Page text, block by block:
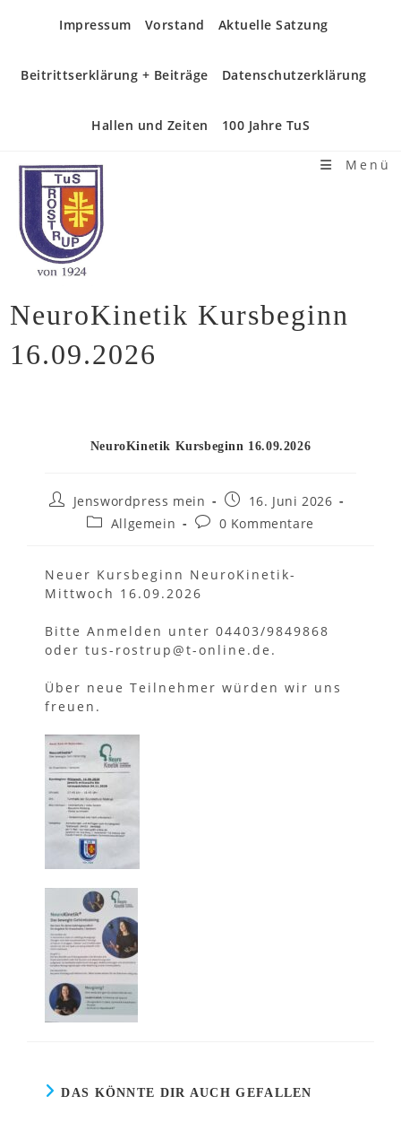
Impressum Vorstand Aktuelle Satzung
Beitrittserklärung + Beiträge Datenschutzerklärung
Hallen und Zeiten 100 Jahre TuS
Menü
NeuroKinetik Kursbeginn
16.09.2026
NeuroKinetik Kursbeginn 16.09.2026
Beitrags-
Autor:
Jenswordpress mein
Beitrag
veröffentlicht:
16. Juni 2026
Beitrags-
Allgemein
Beitrags-
0 Kommentare
Neuer Kursbeginn NeuroKinetik-
Mittwoch 16.09.2026
Bitte Anmelden unter 04403/9849868
oder tus-rostrup@t-online.de.
Über neue Teilnehmer würden wir uns
freuen.
DAS KÖNNTE DIR AUCH GEFALLEN